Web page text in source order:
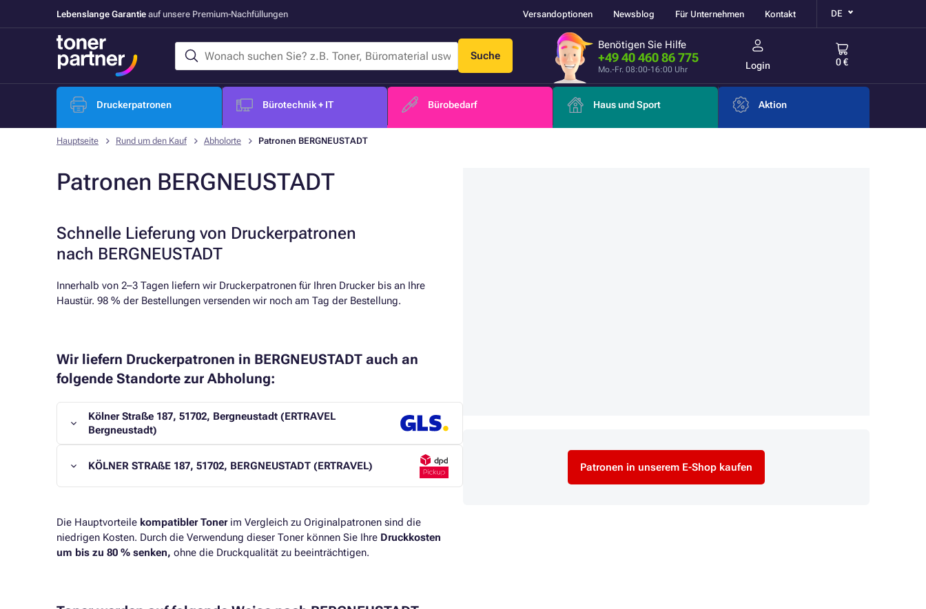
Lebenslange Garantie auf unsere Premium-Nachfüllungen Versandoptionen Newsblog Für Unternehmen Kontakt DE
Suche
Benötigen Sie Hilfe
+49 40 460 86 775
Mo.-Fr. 08:00-16:00 Uhr Login 0 €
Druckerpatronen Bürotechnik + IT Bürobedarf Haus und Sport Aktion
Hauptseite Rund um den Kauf Abholorte Patronen BERGNEUSTADT
Patronen BERGNEUSTADT
Schnelle Lieferung von Druckerpatronen
nach BERGNEUSTADT
Innerhalb von 2–3 Tagen liefern wir Druckerpatronen für Ihren Drucker bis an Ihre
Haustür. 98 % der Bestellungen versenden wir noch am Tag der Bestellung.​
Wir liefern Druckerpatronen in BERGNEUSTADT auch an
folgende Standorte zur Abholung:
Kölner Straße 187, 51702, Bergneustadt (ERTRAVEL
Bergneustadt)
KÖLNER STRAßE 187, 51702, BERGNEUSTADT (ERTRAVEL)
Die Hauptvorteile kompatibler Tonerim Vergleich zu Originalpatronen sind die
niedrigen Kosten. Durch die Verwendung dieser Toner können Sie Ihre Druckkosten
um bis zu 80 % senken, ohne die Druckqualität zu beeinträchtigen.​
Patronen in unserem E-Shop kaufen